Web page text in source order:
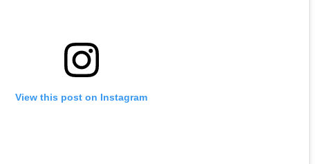
View this post on Instagram